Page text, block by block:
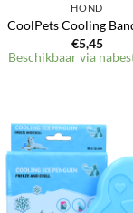
HOND
CoolPets Cooling
€5,45
Beschikbaar via